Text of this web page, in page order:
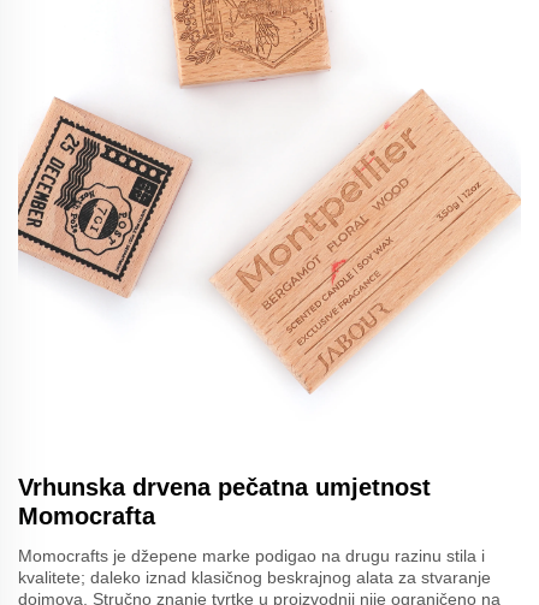
Vrhunska drvena pečatna umjetnost
Momocrafta
Momocrafts je džepene marke podigao na drugu razinu stila i
kvalitete; daleko iznad klasičnog beskrajnog alata za stvaranje
dojmova. Stručno znanje tvrtke u proizvodnji nije ograničeno na